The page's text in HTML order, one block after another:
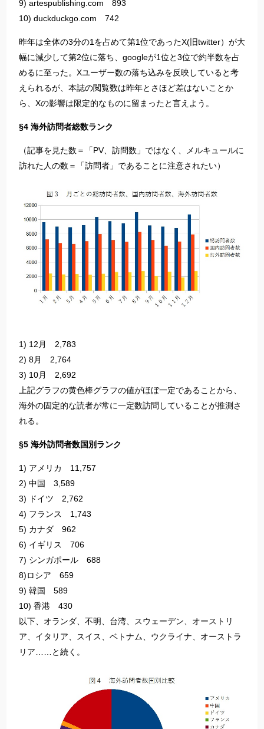
9) artespublishing.com 893
10) duckduckgo.com 742
昨年は全体の3分の1を占めて第1位であったX(旧twitter）が大
幅に減少して第2位に落ち、googleが1位と3位で約半数を占
めるに至った。Xユーザー数の落ち込みを反映していると考
えられるが、本誌の閲覧数は昨年とさほど差はないことか
ら、Xの影響は限定的なものに留まったと言えよう。
§4 海外訪問者総数ランク
（記事を見た数＝「PV、訪問数」ではなく、メルキュールに
訪れた人の数＝「訪問者」であることに注意されたい）
1) 12月 2,783
2) 8月 2,764
3) 10月 2,692
上記グラフの黄色棒グラフの値がほぼ一定であることから、
海外の固定的な読者が常に一定数訪問していることが推測さ
れる。
§5 海外訪問者数国別ランク
1) アメリカ 11,757
2) 中国 3,589
3) ドイツ 2,762
4) フランス 1,743
5) カナダ 962
6) イギリス 706
7) シンガポール 688
8)ロシア 659
9) 韓国 589
10) 香港 430
以下、オランダ、不明、台湾、スウェーデン、オーストリ
ア、イタリア、スイス、ベトナム、ウクライナ、オーストラ
リア……と続く。